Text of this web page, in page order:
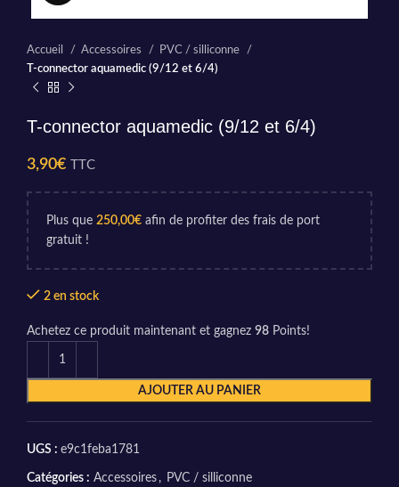
Accueil Accessoires
PVC / silliconne
T-connector aquamedic (9/12 et 6/4)
T-connector aquamedic (9/12 et 6/4)
3,90€ TTC
Plus que 250,00€ afin de profiter des frais de port
gratuit !
2 en stock
Achetez ce produit maintenant et gagnez 98 Points!
AJOUTER AU PANIER
UGS : e9c1feba1781
Catégories : Accessoires , PVC / silliconne